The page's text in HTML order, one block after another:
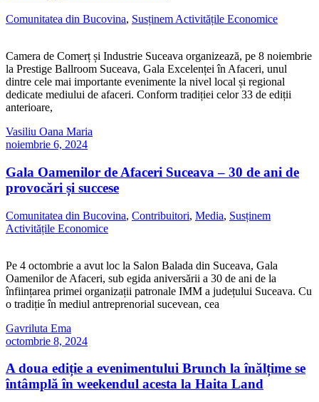
Comunitatea din Bucovina, Susținem Activitățile Economice
Camera de Comerț și Industrie Suceava organizează, pe 8 noiembrie
la Prestige Ballroom Suceava, Gala Excelenței în Afaceri, unul
dintre cele mai importante evenimente la nivel local și regional
dedicate mediului de afaceri. Conform tradiției celor 33 de ediții
anterioare,
Vasiliu Oana Maria
noiembrie 6, 2024
Gala Oamenilor de Afaceri Suceava – 30 de ani de
provocări și succese
Comunitatea din Bucovina, Contribuitori, Media, Susținem
Activitățile Economice
Pe 4 octombrie a avut loc la Salon Balada din Suceava, Gala
Oamenilor de Afaceri, sub egida aniversării a 30 de ani de la
înființarea primei organizații patronale IMM a județului Suceava. Cu
o tradiție în mediul antreprenorial sucevean, cea
Gavriluta Ema
octombrie 8, 2024
A doua ediție a evenimentului Brunch la înălțime se
întâmplă în weekendul acesta la Haita Land